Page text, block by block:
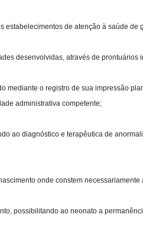
de atenção à saúde de
desenvolvidas, através de prontuários
o registro de sua impressão
administrativa competente;
ao diagnóstico e terapêutica de
onde constem necessariamente
possibilitando ao neonato a